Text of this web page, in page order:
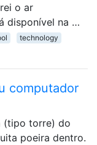
o ar
disponível na …
technology
computador
(tipo torre) do
poeira dentro.